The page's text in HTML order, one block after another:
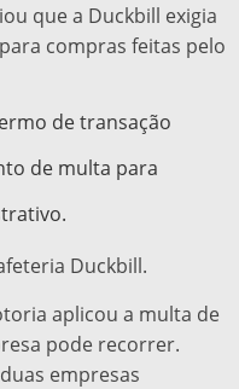
que a Duckbill exigia
compras feitas pelo
de transação
de multa para
Duckbill.
aplicou a multa de
pode recorrer.
empresas